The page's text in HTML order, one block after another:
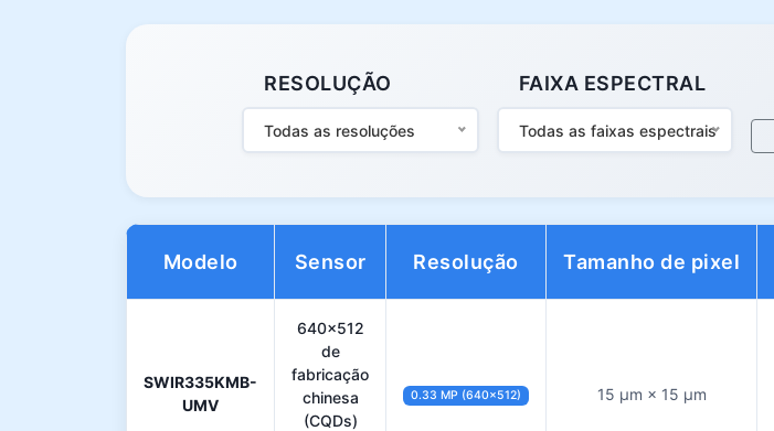
RESOLUÇÃO
Todas as resoluções
FAIXA ESPECTRAL
Todas as faixas espectrais
Modelo Sensor Resolução Tamanho de pixel
SWIR335KMB-
UMV
640×512
de
fabricação
chinesa
(CQDs)
0.33 MP (640×512) 15 µm × 15 µm